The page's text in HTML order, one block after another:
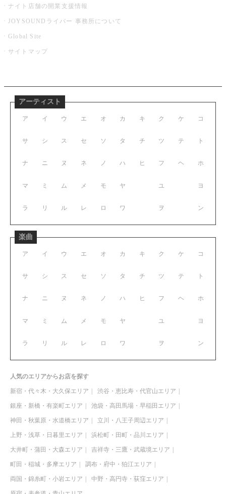
ナイト店舗の開業支援情報
JOYSOUNDライバー 事務所について
Global Site
サイトマップ
アーティスト
ア イ ウ エ オ
サ シ ス セ ソ
ナ ニ ヌ ネ ノ
マ ミ ム メ モ
ラ リ ル レ ロ
カ キ ク ケ コ
タ チ ツ テ ト
ハ ヒ フ ヘ ホ
ヤ ユ ヨ
ワ ヲ ン
楽曲
ア イ ウ エ オ
サ シ ス セ ソ
ナ ニ ヌ ネ ノ
マ ミ ム メ モ
ラ リ ル レ ロ
カ キ ク ケ コ
タ チ ツ テ ト
ハ ヒ フ ヘ ホ
ヤ ユ ヨ
ワ ヲ ン
人気のエリアからお店を探す
新宿・代々木・大久保エリア 渋谷・恵比寿・代官山エリア
銀座・新橋・有楽町エリア 池袋・高田馬場・早稲田エリア
神田・秋葉原・水道橋エリア 立川・八王子周辺エリア
上野・浅草・日暮里エリア 浜松町・田町・品川エリア
大井町・蒲田・大森エリア 吉祥寺・三鷹・武蔵境エリア
町田・稲城・多摩エリア 調布・府中・狛江エリア
両国・錦糸町・小岩エリア 中野・高円寺・荻窪エリア